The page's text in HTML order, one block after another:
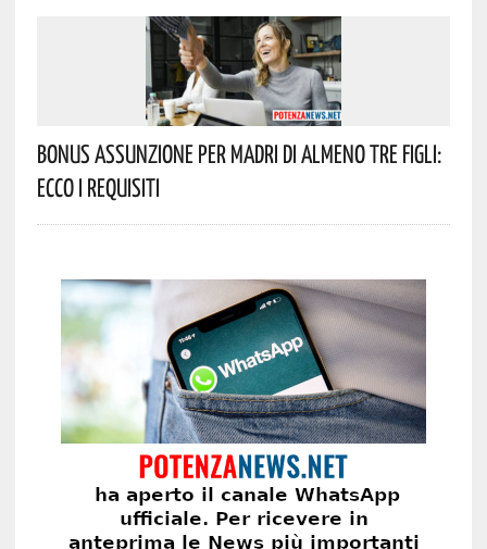
Bonus Assunzione Per Madri Di Almeno Tre Figli:
Ecco I Requisiti